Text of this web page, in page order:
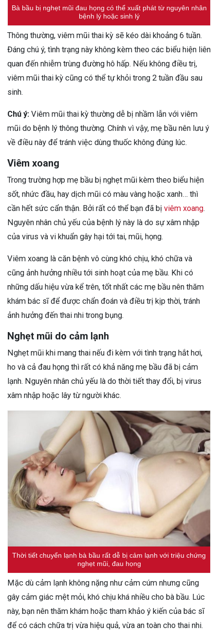
Bà bầu bị nghẹt mũi đau họng có thể xuất phát từ nguyên nhân
bệnh lý hoặc sinh lý
Thông thường, viêm mũi thai kỳ sẽ kéo dài khoảng 6 tuần.
Đáng chú ý, tình trạng này không kèm theo các biểu hiện liên
quan đến nhiễm trùng đường hô hấp. Nếu không điều trị,
viêm mũi thai kỳ cũng có thể tự khỏi trong 2 tuần đầu sau
sinh.
Chú ý: Viêm mũi thai kỳ thường dễ bị nhầm lẫn với viêm
mũi do bệnh lý thông thường. Chính vì vậy, mẹ bầu nên lưu ý
về điều này để tránh việc dùng thuốc không đúng lúc.
Viêm xoang
Trong trường hợp mẹ bầu bị nghẹt mũi kèm theo biểu hiện
sốt, nhức đầu, hay dịch mũi có màu vàng hoặc xanh… thì
cần hết sức cẩn thận. Bởi rất có thể bạn đã bị viêm xoang.
Nguyên nhân chủ yếu của bệnh lý này là do sự xâm nhập
của virus và vi khuẩn gây hại tới tai, mũi, họng.
Viêm xoang là căn bệnh vô cùng khó chịu, khó chữa và
cũng ảnh hưởng nhiều tới sinh hoạt của mẹ bầu. Khi có
những dấu hiệu vừa kể trên, tốt nhất các mẹ bầu nên thăm
khám bác sĩ để được chẩn đoán và điều trị kịp thời, tránh
ảnh hưởng đến thai nhi trong bụng.
Nghẹt mũi do cảm lạnh
Nghẹt mũi khi mang thai nếu đi kèm với tình trạng hắt hơi,
ho và cả đau họng thì rất có khả năng mẹ bầu đã bị cảm
lạnh. Nguyên nhân chủ yếu là do thời tiết thay đổi, bị virus
xâm nhập hoặc lây từ người khác.
Thời tiết chuyển lạnh bà bầu rất dễ bị cảm lạnh với triệu chứng
nghẹt mũi, đau họng
Mặc dù cảm lạnh không nặng như cảm cúm nhưng cũng
gây cảm giác mệt mỏi, khó chịu khá nhiều cho bà bầu. Lúc
này, bạn nên thăm khám hoặc tham khảo ý kiến của bác sĩ
để có cách chữa trị vừa hiệu quả, vừa an toàn cho thai nhi.